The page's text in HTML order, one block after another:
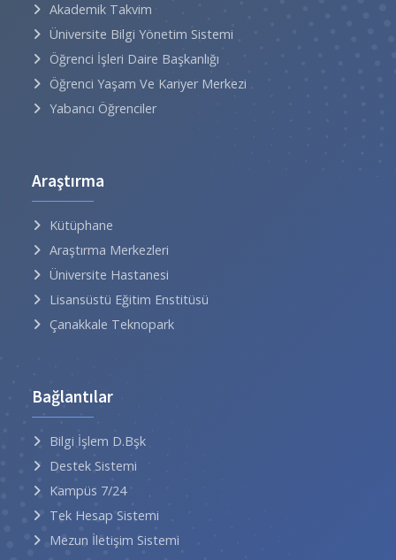
Akademik Takvim
Üniversite Bilgi Yönetim Sistemi
Öğrenci İşleri Daire Başkanlığı
Öğrenci Yaşam Ve Kariyer Merkezi
Yabancı Öğrenciler
Araştırma
Kütüphane
Araştırma Merkezleri
Üniversite Hastanesi
Lisansüstü Eğitim Enstitüsü
Çanakkale Teknopark
Bağlantılar
Bilgi İşlem D.Bşk
Destek Sistemi
Kampüs 7/24
Tek Hesap Sistemi
Mezun İletişim Sistemi